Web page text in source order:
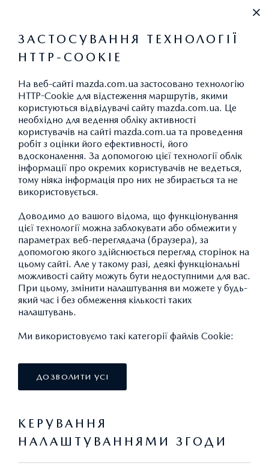
ВИКИДИ CO2
АКСЕСУАРИ MAZDA CX-30:
ТРАНСПОРТУВАННЯ
ПОВЕРНУТИСЯ ДО КАТАЛОГУ АКСЕСУАРІВ
ЗАСТОСУВАННЯ ТЕХНОЛОГІЇ
HTTP-COOKIE
На веб-сайті mazda.com.ua застосовано технологію
HTTP-Cookie для відстеження маршрутів, якими
користуються відвідувачі сайту mazda.com.ua. Це
необхідно для ведення обліку активності
користувачів на сайті mazda.com.ua та проведення
робіт з оцінки його ефективності, його
вдосконалення. За допомогою цієї технології облік
інформації про окремих користувачів не ведеться,
тому ніяка інформація про них не збирається та не
використовується.
Доводимо до вашого відома, що функціонування
цієї технології можна заблокувати або обмежити у
параметрах веб-переглядача (браузера), за
допомогою якого здійснюється перегляд сторінок на
цьому сайті. Але у такому разі, деякі функціональні
можливості сайту можуть бути недоступними для вас.
При цьому, змінити налаштування ви можете у будь-
який час і без обмеження кількості таких
налаштувань.
Ми використовуємо такі категорії файлів Cookie:
ДОЗВОЛИТИ УСІ
КЕРУВАННЯ
НАЛАШТУВАННЯМИ ЗГОДИ